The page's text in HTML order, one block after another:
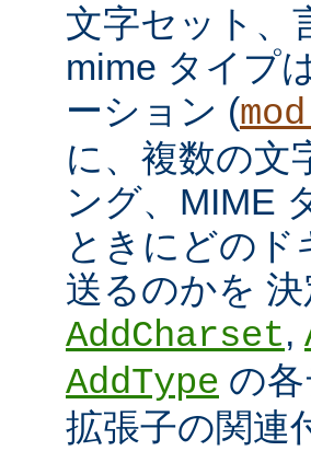
文字セット、
mime タイプ
ーション (
に、複数の文
ング、MIME
ときにどの
送るのかを
AddCharset,
AddType の
拡張子の関連